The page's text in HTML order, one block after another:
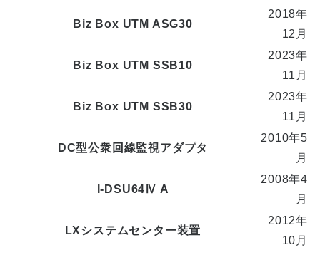
Biz Box UTM ASG30
2018年
12月
Biz Box UTM SSB10
2023年
11月
Biz Box UTM SSB30
2023年
11月
DC型公衆回線監視アダプタ
2010年5
月
I-DSU64Ⅳ A
2008年4
月
LXシステムセンター装置
2012年
10月